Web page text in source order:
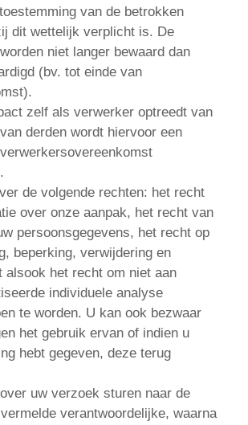
van de betrokken
dit wettelijk verplicht is. De
niet langer bewaard dan
(bv. tot einde van
zelf als verwerker optreedt van
derden wordt hiervoor een
de volgende rechten: het recht
over onze aanpak, het recht van
persoonsgegevens, het recht op
beperking, verwijdering en
alsook het recht om niet aan
individuele analyse
te worden. U kan ook bezwaar
het gebruik ervan of indien u
hebt gegeven, deze terug
uw verzoek sturen naar de
verantwoordelijke, waarna